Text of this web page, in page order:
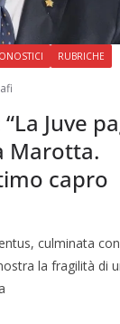
RUBRICHE
Juve
Marotta.
capro
culminata
la fragilità di